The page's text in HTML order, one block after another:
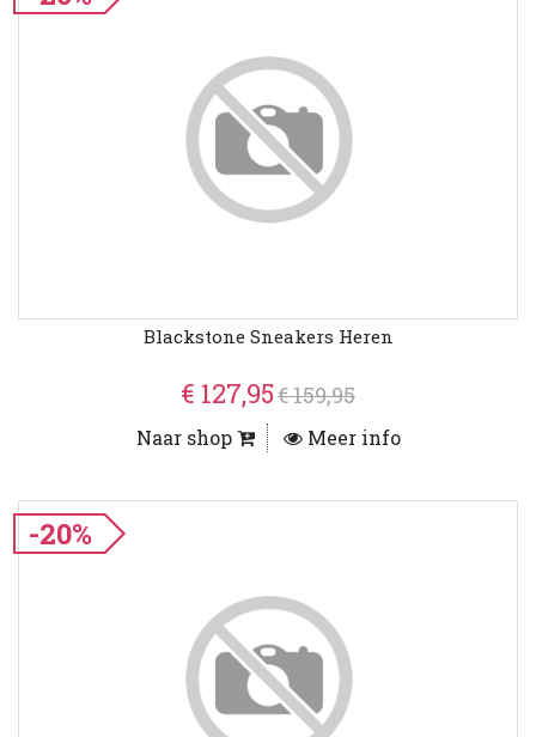
Blackstone Sneakers Heren
€ 127,95€ 159,95
Naar shop Meer info
-20%